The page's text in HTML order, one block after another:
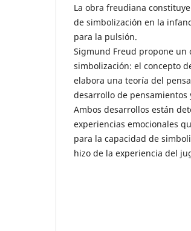
La obra freudiana
de simbolización en la
para la pulsión.
Sigmund Freud propone un
simbolización: el concepto
elabora una teoría del
desarrollo de
Ambos desarrollos están
experiencias emocionales
para la capacidad de
hizo de la experiencia del